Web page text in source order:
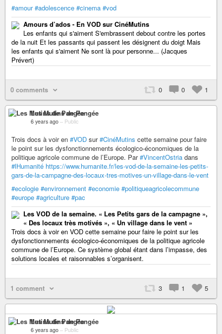
#amour #adolescence #cinema #vod
Amours d’ados - En VOD sur CinéMutins
Les enfants qui s'aiment S'embrassent debout contre les portes
de la nuit Et les passants qui passent les désignent du doigt Mais
les enfants qui s'aiment Ne sont là pour personne... (Jacques
Prévert)
0 comments 0 0 1
Les Mutins de Pangée
6 years ago – Public
Trois docs à voir en #VOD sur#CinéMutins cette semaine pour faire
le point sur les dysfonctionnements écologico-économiques de la
politique agricole commune de l’Europe. Par#VincentOstria dans
#lHumanité https://www.humanite.fr/les-vod-de-la-semaine-les-petits-
gars-de-la-campagne-des-locaux-tres-motives-un-village-dans-le-vent
#ecologie #environnement #economie #politiqueagricolecommune
#europe #agriculture #pac
Les VOD de la semaine. « Les Petits gars de la campagne »,
« Des locaux très motivés », « Un village dans le vent »
Trois docs à voir en VOD cette semaine pour faire le point sur les
dysfonctionnements écologico-économiques de la politique agricole
commune de l’Europe. Ce système global étant dans l’impasse, des
solutions locales et raisonnables s’organisent.
1 comment 3 1 5
Les Mutins de Pangée
6 years ago – Public